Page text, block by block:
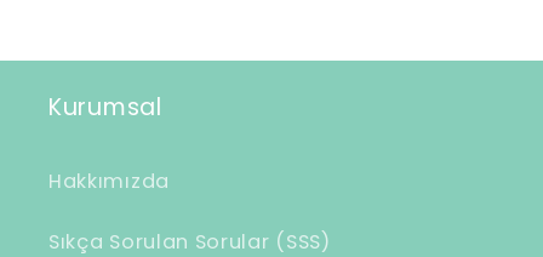
l
Kurumsal
Hakkımızda
Sıkça Sorulan Sorular (SSS)